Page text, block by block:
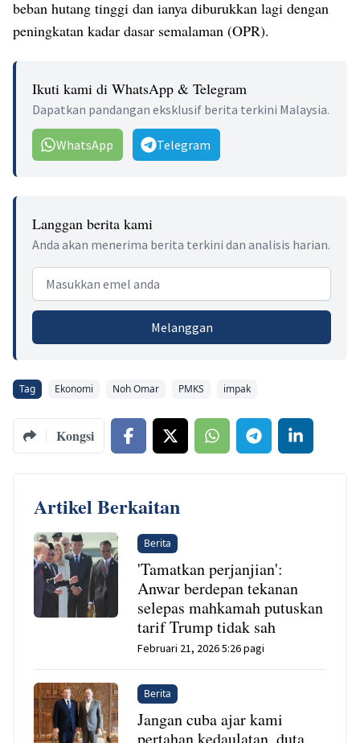
beban hutang tinggi dan ianya diburukkan lagi dengan
peningkatan kadar dasar semalaman (OPR).
Ikuti kami di WhatsApp & Telegram
Dapatkan pandangan eksklusif berita terkini Malaysia.
WhatsApp Telegram
Langgan berita kami
Anda akan menerima berita terkini dan analisis harian.
Email address
Melanggan
Tag Ekonomi Noh Omar PMKS impak
Kongsi
Artikel Berkaitan
Berita
'Tamatkan perjanjian':
Anwar berdepan tekanan
selepas mahkamah putuskan
tarif Trump tidak sah
Februari 21, 2026 5:26 pagi
Berita
Jangan cuba ajar kami